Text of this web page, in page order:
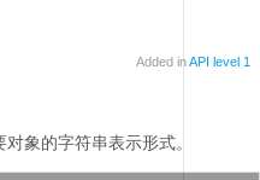
Added inAPI level 1
象的字符串表示形式。